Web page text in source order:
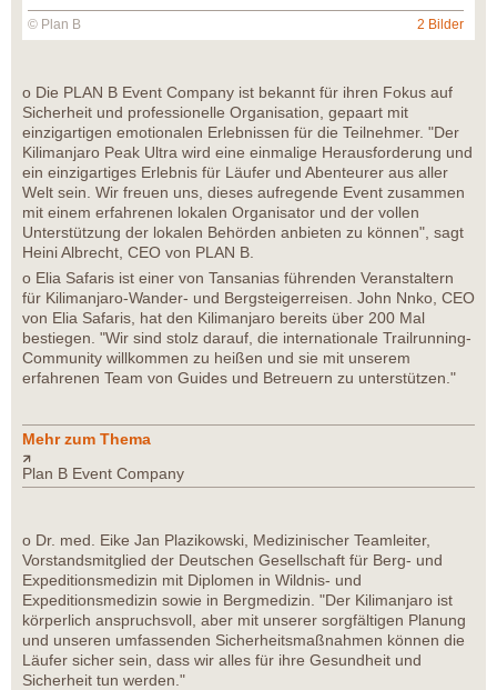
© Plan B 2 Bilder
o Die PLAN B Event Company ist bekannt für ihren Fokus auf
Sicherheit und professionelle Organisation, gepaart mit
einzigartigen emotionalen Erlebnissen für die Teilnehmer. "Der
Kilimanjaro Peak Ultra wird eine einmalige Herausforderung und
ein einzigartiges Erlebnis für Läufer und Abenteurer aus aller
Welt sein. Wir freuen uns, dieses aufregende Event zusammen
mit einem erfahrenen lokalen Organisator und der vollen
Unterstützung der lokalen Behörden anbieten zu können", sagt
Heini Albrecht, CEO von PLAN B.
o Elia Safaris ist einer von Tansanias führenden Veranstaltern
für Kilimanjaro-Wander- und Bergsteigerreisen. John Nnko, CEO
von Elia Safaris, hat den Kilimanjaro bereits über 200 Mal
bestiegen. "Wir sind stolz darauf, die internationale Trailrunning-
Community willkommen zu heißen und sie mit unserem
erfahrenen Team von Guides und Betreuern zu unterstützen."
Mehr zum Thema
Plan B Event Company
o Dr. med. Eike Jan Plazikowski, Medizinischer Teamleiter,
Vorstandsmitglied der Deutschen Gesellschaft für Berg- und
Expeditionsmedizin mit Diplomen in Wildnis- und
Expeditionsmedizin sowie in Bergmedizin. "Der Kilimanjaro ist
körperlich anspruchsvoll, aber mit unserer sorgfältigen Planung
und unseren umfassenden Sicherheitsmaßnahmen können die
Läufer sicher sein, dass wir alles für ihre Gesundheit und
Sicherheit tun werden."